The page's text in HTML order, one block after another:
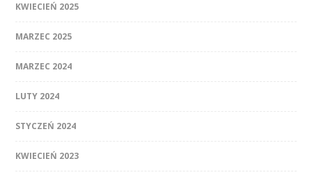
KWIECIEŃ 2025
MARZEC 2025
MARZEC 2024
LUTY 2024
STYCZEŃ 2024
KWIECIEŃ 2023